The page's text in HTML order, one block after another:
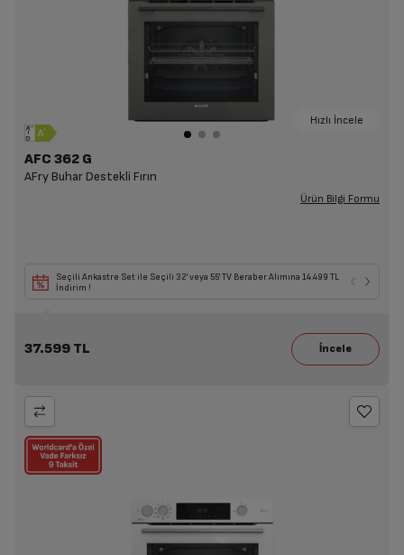
Hızlı İncele
AFC 362 G
AFry Buhar Destekli Fırın
Ürün Bilgi Formu
Seçili Ankastre Set ile Seçili 32' veya 55' TV Beraber Alımına 14.499 TL
İndirim !
37.599 TL